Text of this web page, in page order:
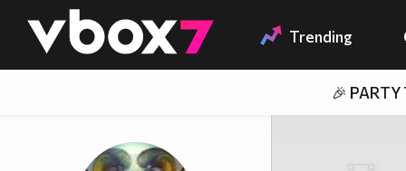
👾 Trending
🎉 PARTY